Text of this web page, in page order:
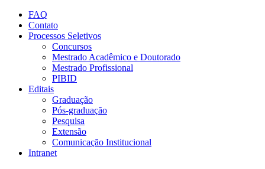
Conteúdo principal
FAQ
Contato
Processos Seletivos
Concursos
Mestrado Acadêmico e Doutorado
Mestrado Profissional
PIBID
Editais
Graduação
Pós-graduação
Pesquisa
Extensão
Comunicação Institucional
Intranet